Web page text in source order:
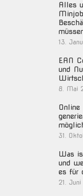
Alles
13.
EAN
und
8. Mai
Online
31.
Was
und
es für
21.